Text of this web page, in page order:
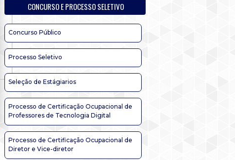
CONCURSO E PROCESSO SELETIVO
Concurso Público
Processo Seletivo
Seleção de Estágiarios
Processo de Certificação Ocupacional de
Professores de Tecnologia Digital
Processo de Certificação Ocupacional de
Diretor e Vice-diretor